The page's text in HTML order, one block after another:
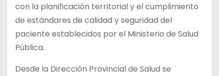
con la planificación territorial y el cumplimiento
de estándares de calidad y seguridad del
paciente establecidos por el Ministerio de Salud
Pública.
Desde la Dirección Provincial de Salud se